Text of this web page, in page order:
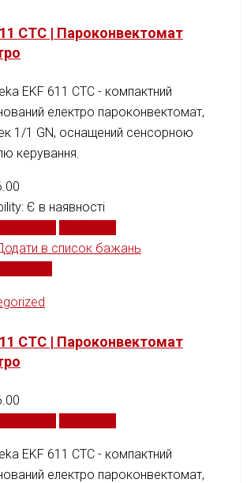
CTC | Пароконвектомат
EKF 611 CTC - компактний
електро пароконвектомат,
1/1 GN, оснащений сенсорною
керування.
Є в наявності
в список бажань
CTC | Пароконвектомат
EKF 611 CTC - компактний
електро пароконвектомат,